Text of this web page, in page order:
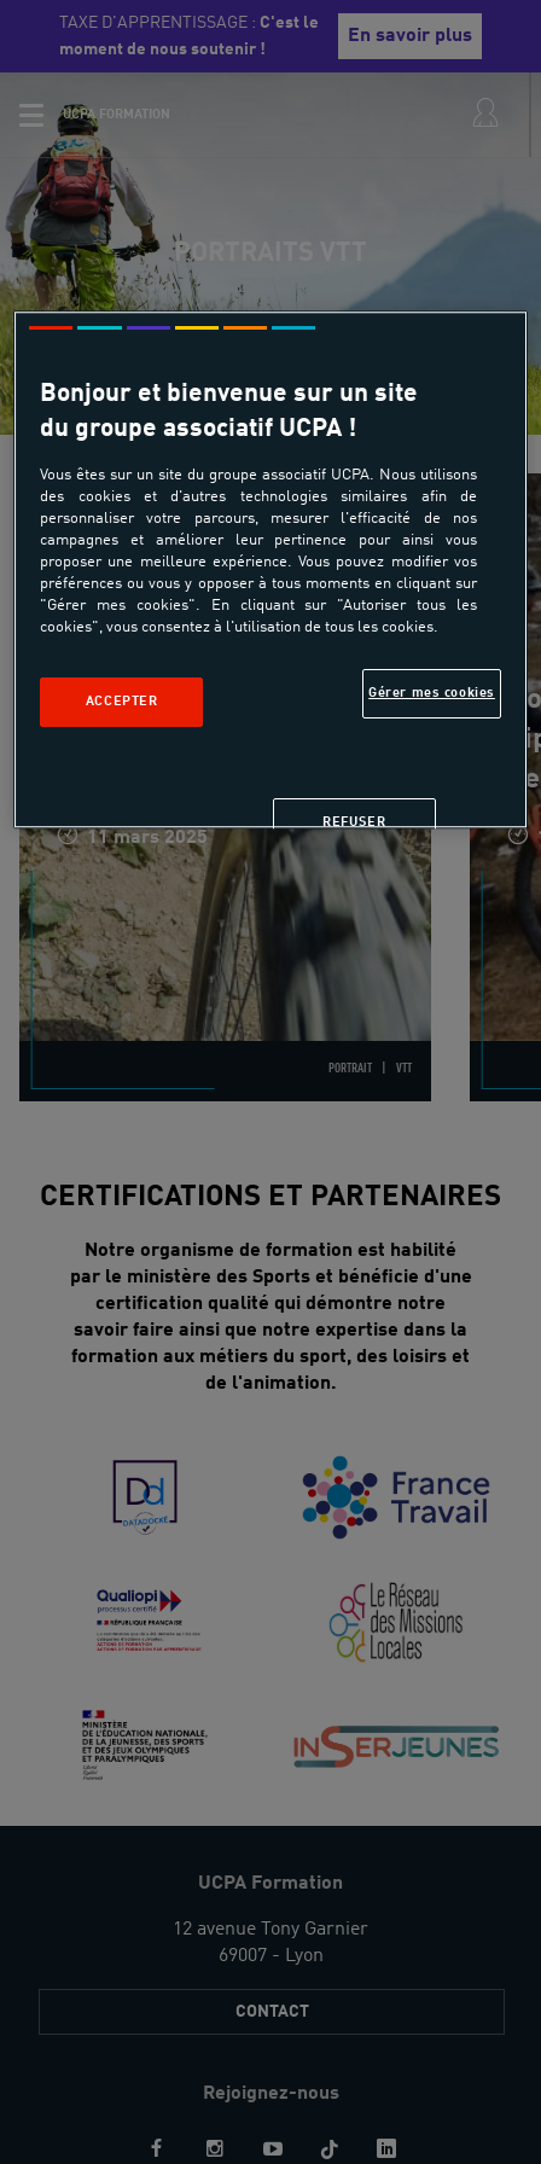
TAXE D'APPRENTISSAGE : C'est le
moment de nous soutenir !
En savoir plus
UCPA FORMATION
PORTRAITS VTT
Ils/Elles font l'UCPA
11 mars 2025
PORTRAIT VTT
CERTIFICATIONS ET PARTENAIRES
Notre organisme de formation est habilité
par le ministère des Sports et bénéficie d'une
certification qualité qui démontre notre
savoir faire ainsi que notre expertise dans la
formation aux métiers du sport, des loisirs et
de l'animation.
UCPA Formation
12 avenue Tony Garnier
69007 - Lyon
CONTACT
Rejoignez-nous
Bonjour et bienvenue sur un site
du groupe associatif UCPA !
Vous êtes sur un site du groupe associatif UCPA. Nous utilisons
des cookies et d'autres technologies similaires afin de
personnaliser votre parcours, mesurer l'efficacité de nos
campagnes et améliorer leur pertinence pour ainsi vous
proposer une meilleure expérience. Vous pouvez modifier vos
préférences ou vous y opposer à tous moments en cliquant sur
"Gérer mes cookies". En cliquant sur "Autoriser tous les
cookies", vous consentez à l'utilisation de tous les cookies.
Gérer mes cookies
REFUSER
ACCEPTER